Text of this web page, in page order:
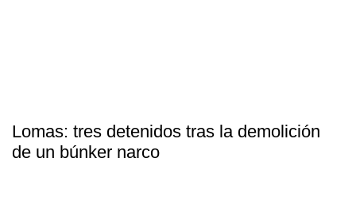
Lomas: tres detenidos tras la demolición
de un búnker narco